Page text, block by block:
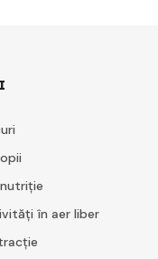
în aer liber